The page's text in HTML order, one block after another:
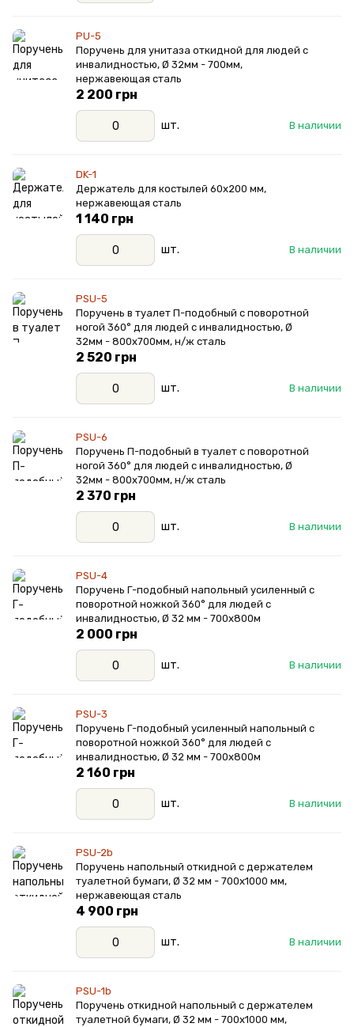
PU-5
Поручень для унитаза откидной для людей с
инвалидностью, Ø 32мм - 700мм,
нержавеющая сталь
В наличии
2 200 грн
шт.
DK-1
Держатель для костылей 60х200 мм,
нержавеющая сталь
В наличии
1 140 грн
шт.
PSU-5
Поручень в туалет П-подобный с поворотной
ногой 360° для людей с инвалидностью, Ø
32мм - 800х700мм, н/ж сталь
В наличии
2 520 грн
шт.
PSU-6
Поручень П-подобный в туалет с поворотной
ногой 360° для людей с инвалидностью, Ø
32мм - 800х700мм, н/ж сталь
В наличии
2 370 грн
шт.
PSU-4
Поручень Г-подобный напольный усиленный с
поворотной ножкой 360° для людей с
инвалидностью, Ø 32 мм - 700х800м
В наличии
2 000 грн
шт.
PSU-3
Поручень Г-подобный усиленный напольный с
поворотной ножкой 360° для людей с
инвалидностью, Ø 32 мм - 700х800м
В наличии
2 160 грн
шт.
PSU-2b
Поручень напольный откидной с держателем
туалетной бумаги, Ø 32 мм - 700х1000 мм,
нержавеющая сталь
В наличии
4 900 грн
шт.
PSU-1b
Поручень откидной напольный с держателем
туалетной бумаги, Ø 32 мм - 700х1000 мм,